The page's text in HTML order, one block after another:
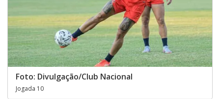
Foto: Divulgação/Club Nacional
Jogada 10